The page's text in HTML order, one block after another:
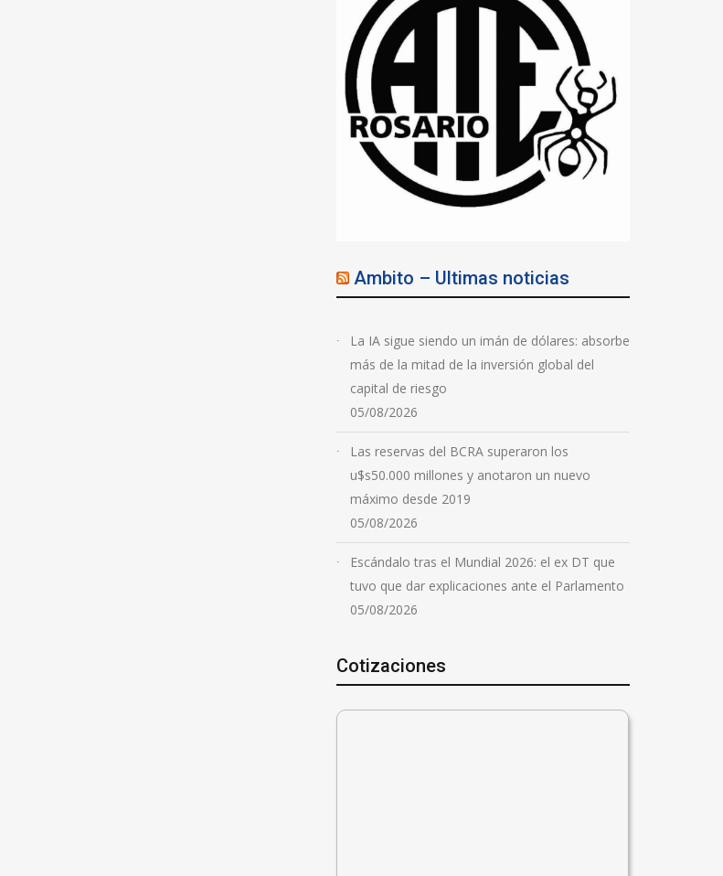
Ambito – Ultimas noticias
La IA sigue siendo un imán de dólares: absorbe
más de la mitad de la inversión global del
capital de riesgo
05/08/2026
Las reservas del BCRA superaron los
u$s50.000 millones y anotaron un nuevo
máximo desde 2019
05/08/2026
Escándalo tras el Mundial 2026: el ex DT que
tuvo que dar explicaciones ante el Parlamento
05/08/2026
Cotizaciones